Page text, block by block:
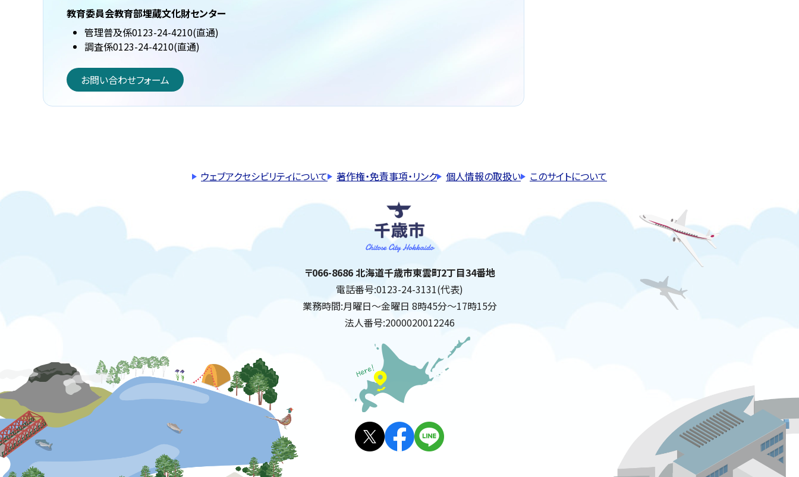
教育委員会教育部埋蔵文化財センター
管理普及係0123-24-4210(直通)
調査係0123-24-4210(直通)
お問い合わせフォーム
ウェブアクセシビリティについて 著作権・免責事項・リンク 個人情報の取扱い このサイトについて
千歳市
住所:
〒066-8686 北海道千歳市東雲町2丁目34番地
電話番号:0123-24-3131(代表)
業務時間:月曜日～金曜日 8時45分～17時15分
法人番号:2000020012246
公式SNS